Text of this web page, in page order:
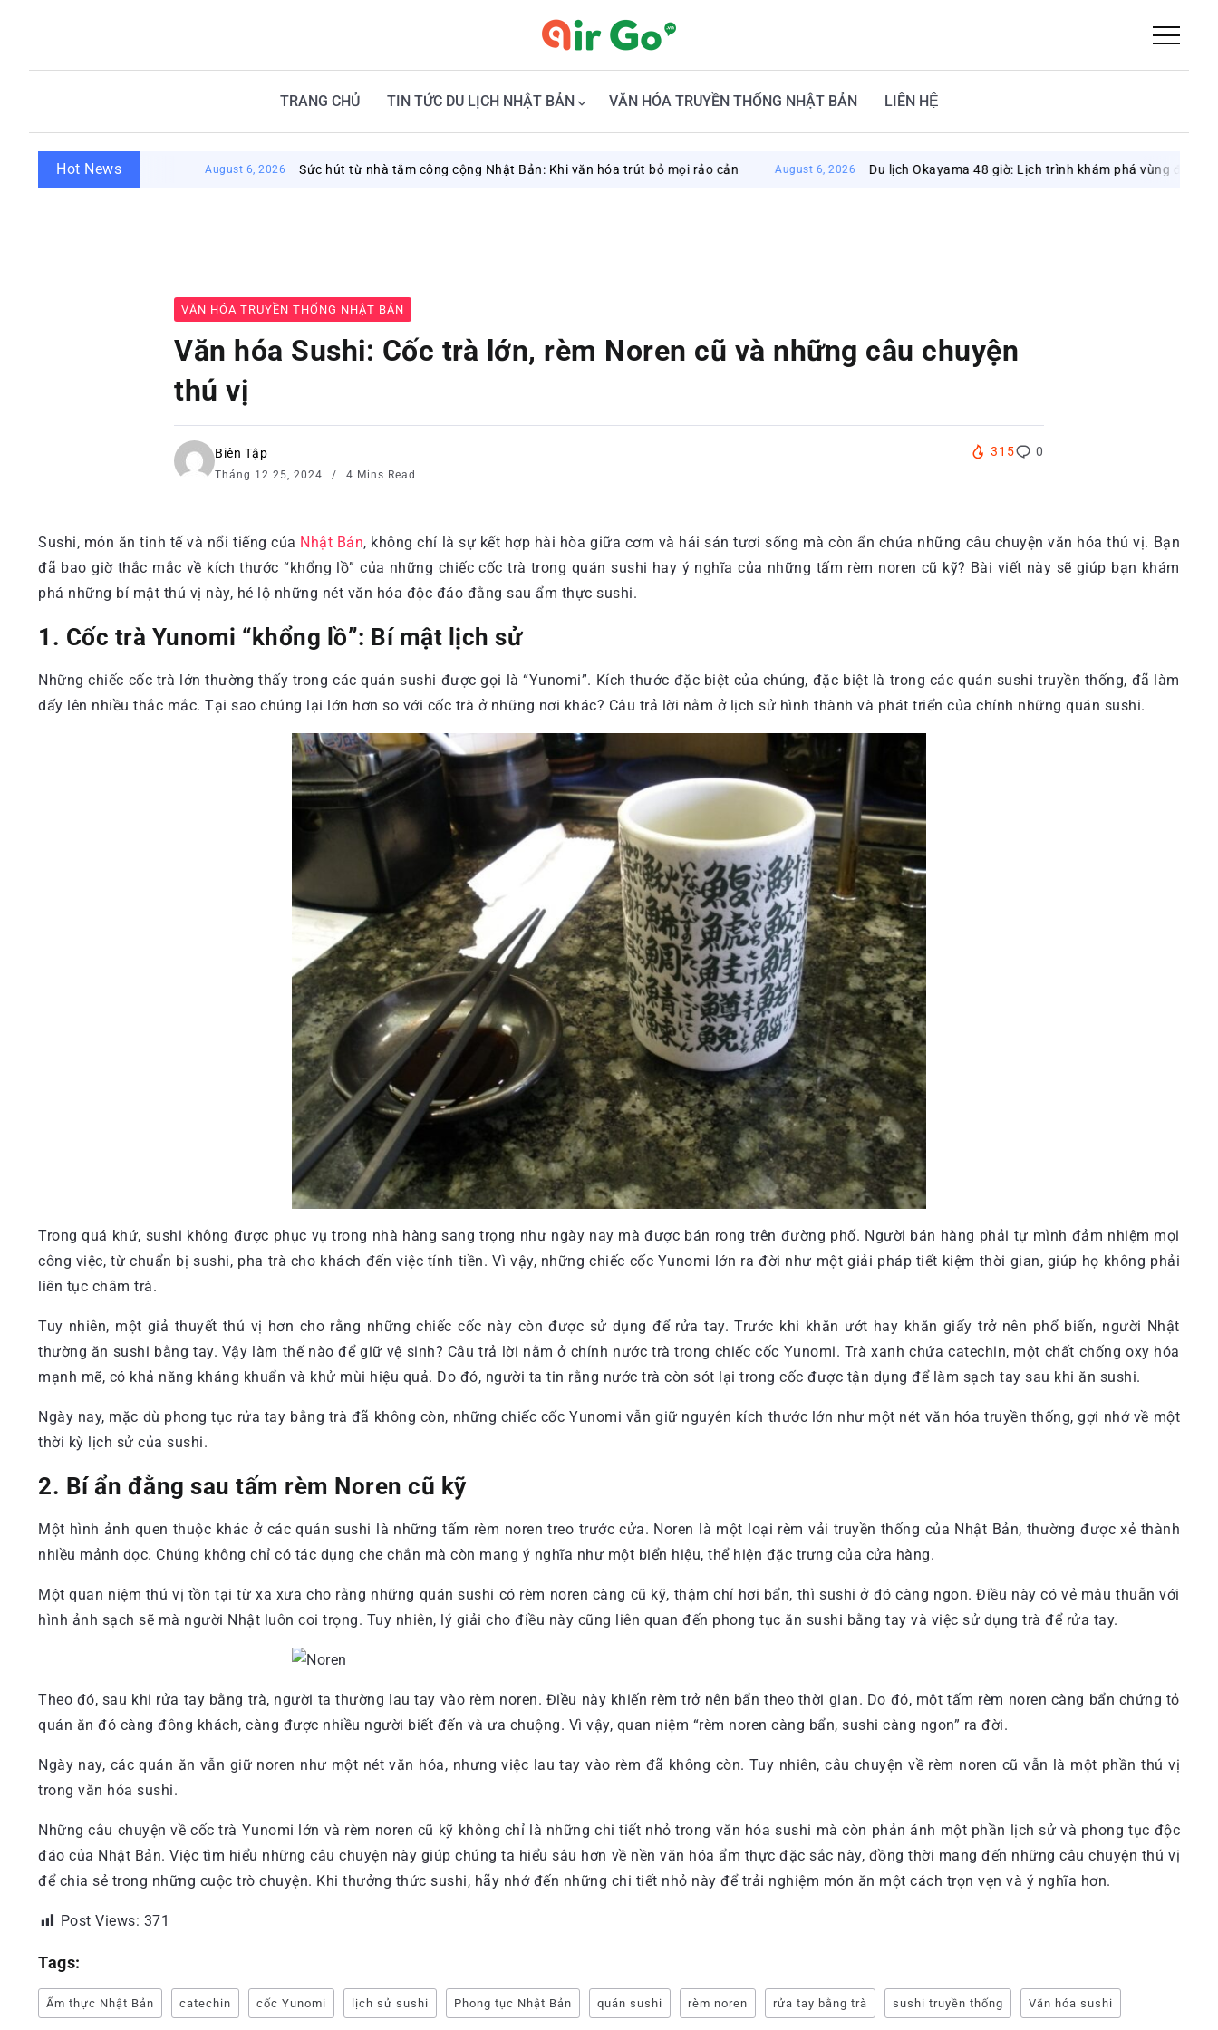
TRANG CHỦ TIN TỨC DU LỊCH NHẬT BẢN VĂN HÓA TRUYỀN THỐNG NHẬT BẢN LIÊN HỆ
Hot News August 6, 2026 Sức hút từ nhà tắm công cộng Nhật Bản: Khi văn hóa trút bỏ mọi rảo cản August 6, 2026 Du lịch Okayama 48 giờ: Lịch trình khám phá vùng đất mặt trời
VĂN HÓA TRUYỀN THỐNG NHẬT BẢN
Văn hóa Sushi: Cốc trà lớn, rèm Noren cũ và những câu chuyện
thú vị
Biên Tập
Tháng 12 25, 2024 4 Mins Read
315 0
Sushi, món ăn tinh tế và nổi tiếng của Nhật Bản, không chỉ là sự kết hợp hài hòa giữa cơm và hải sản tươi sống mà còn ẩn chứa những câu chuyện văn hóa thú vị. Bạn
đã bao giờ thắc mắc về kích thước “khổng lồ” của những chiếc cốc trà trong quán sushi hay ý nghĩa của những tấm rèm noren cũ kỹ? Bài viết này sẽ giúp bạn khám
phá những bí mật thú vị này, hé lộ những nét văn hóa độc đáo đằng sau ẩm thực sushi.
1. Cốc trà Yunomi “khổng lồ”: Bí mật lịch sử
Những chiếc cốc trà lớn thường thấy trong các quán sushi được gọi là “Yunomi”. Kích thước đặc biệt của chúng, đặc biệt là trong các quán sushi truyền thống, đã làm
dấy lên nhiều thắc mắc. Tại sao chúng lại lớn hơn so với cốc trà ở những nơi khác? Câu trả lời nằm ở lịch sử hình thành và phát triển của chính những quán sushi.
Trong quá khứ, sushi không được phục vụ trong nhà hàng sang trọng như ngày nay mà được bán rong trên đường phố. Người bán hàng phải tự mình đảm nhiệm mọi
công việc, từ chuẩn bị sushi, pha trà cho khách đến việc tính tiền. Vì vậy, những chiếc cốc Yunomi lớn ra đời như một giải pháp tiết kiệm thời gian, giúp họ không phải
liên tục châm trà.
Tuy nhiên, một giả thuyết thú vị hơn cho rằng những chiếc cốc này còn được sử dụng để rửa tay. Trước khi khăn ướt hay khăn giấy trở nên phổ biến, người Nhật
thường ăn sushi bằng tay. Vậy làm thế nào để giữ vệ sinh? Câu trả lời nằm ở chính nước trà trong chiếc cốc Yunomi. Trà xanh chứa catechin, một chất chống oxy hóa
mạnh mẽ, có khả năng kháng khuẩn và khử mùi hiệu quả. Do đó, người ta tin rằng nước trà còn sót lại trong cốc được tận dụng để làm sạch tay sau khi ăn sushi.
Ngày nay, mặc dù phong tục rửa tay bằng trà đã không còn, những chiếc cốc Yunomi vẫn giữ nguyên kích thước lớn như một nét văn hóa truyền thống, gợi nhớ về một
thời kỳ lịch sử của sushi.
2. Bí ẩn đằng sau tấm rèm Noren cũ kỹ
Một hình ảnh quen thuộc khác ở các quán sushi là những tấm rèm noren treo trước cửa. Noren là một loại rèm vải truyền thống của Nhật Bản, thường được xẻ thành
nhiều mảnh dọc. Chúng không chỉ có tác dụng che chắn mà còn mang ý nghĩa như một biển hiệu, thể hiện đặc trưng của cửa hàng.
Một quan niệm thú vị tồn tại từ xa xưa cho rằng những quán sushi có rèm noren càng cũ kỹ, thậm chí hơi bẩn, thì sushi ở đó càng ngon. Điều này có vẻ mâu thuẫn với
hình ảnh sạch sẽ mà người Nhật luôn coi trọng. Tuy nhiên, lý giải cho điều này cũng liên quan đến phong tục ăn sushi bằng tay và việc sử dụng trà để rửa tay.
Theo đó, sau khi rửa tay bằng trà, người ta thường lau tay vào rèm noren. Điều này khiến rèm trở nên bẩn theo thời gian. Do đó, một tấm rèm noren càng bẩn chứng tỏ
quán ăn đó càng đông khách, càng được nhiều người biết đến và ưa chuộng. Vì vậy, quan niệm “rèm noren càng bẩn, sushi càng ngon” ra đời.
Ngày nay, các quán ăn vẫn giữ noren như một nét văn hóa, nhưng việc lau tay vào rèm đã không còn. Tuy nhiên, câu chuyện về rèm noren cũ vẫn là một phần thú vị
trong văn hóa sushi.
Những câu chuyện về cốc trà Yunomi lớn và rèm noren cũ kỹ không chỉ là những chi tiết nhỏ trong văn hóa sushi mà còn phản ánh một phần lịch sử và phong tục độc
đáo của Nhật Bản. Việc tìm hiểu những câu chuyện này giúp chúng ta hiểu sâu hơn về nền văn hóa ẩm thực đặc sắc này, đồng thời mang đến những câu chuyện thú vị
để chia sẻ trong những cuộc trò chuyện. Khi thưởng thức sushi, hãy nhớ đến những chi tiết nhỏ này để trải nghiệm món ăn một cách trọn vẹn và ý nghĩa hơn.
Post Views: 371
Tags:
Ẩm thực Nhật Bản catechin cốc Yunomi lịch sử sushi Phong tục Nhật Bản quán sushi rèm noren rửa tay bằng trà sushi truyền thống Văn hóa sushi